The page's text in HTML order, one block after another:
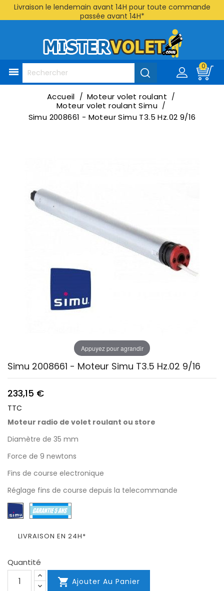
Livraison le lendemain avant 14H pour toute commande
passée avant 14H*

0
Accueil
Moteur volet roulant
Moteur volet roulant Simu
Simu 2008661 - Moteur Simu T3.5 Hz.02 9/16
Appuyez pour agrandir
Simu 2008661 - Moteur Simu T3.5 Hz.02 9/16
233,15 €
TTC
Moteur radio de volet roulant ou store
Diamètre de 35 mm
Force de 9 newtons
Fins de course electronique
Réglage fins de course depuis la telecommande
LIVRAISON EN 24H*
Quantité
 Ajouter Au Panier